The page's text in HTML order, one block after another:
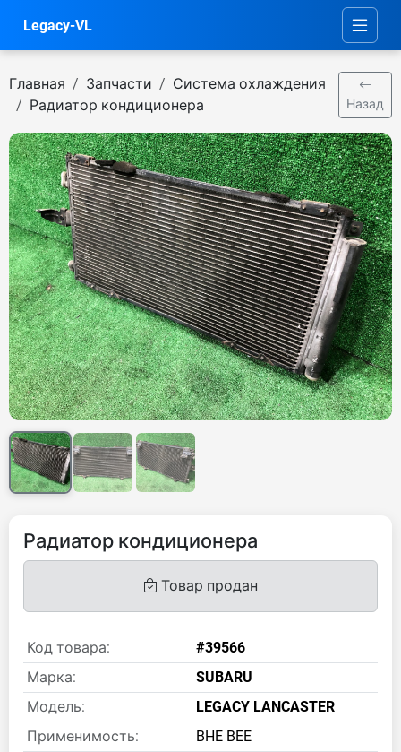
Legacy-VL
Главная Запчасти
Система охлаждения
Радиатор кондиционера
Назад
Радиатор кондиционера
Товар продан
Код товара:
#39566
Марка:
SUBARU
Модель:
LEGACY LANCASTER
Применимость:
BHE BEE